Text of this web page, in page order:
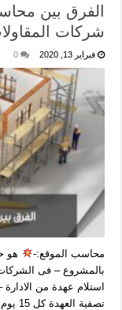
الفرق بين
شركات
فبراير 13, 2020 0
محاسب الموقع:-
هو
بالمشروع – فى
استلام عهدة من